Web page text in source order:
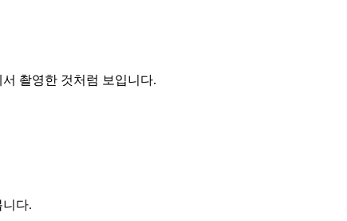
촬영한 것처럼 보입니다.
다.